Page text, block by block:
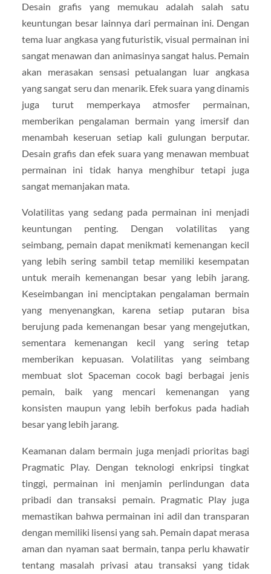
Desain grafis yang memukau adalah salah satu
keuntungan besar lainnya dari permainan ini. Dengan
tema luar angkasa yang futuristik, visual permainan ini
sangat menawan dan animasinya sangat halus. Pemain
akan merasakan sensasi petualangan luar angkasa
yang sangat seru dan menarik. Efek suara yang dinamis
juga turut memperkaya atmosfer permainan,
memberikan pengalaman bermain yang imersif dan
menambah keseruan setiap kali gulungan berputar.
Desain grafis dan efek suara yang menawan membuat
permainan ini tidak hanya menghibur tetapi juga
sangat memanjakan mata.
Volatilitas yang sedang pada permainan ini menjadi
keuntungan penting. Dengan volatilitas yang
seimbang, pemain dapat menikmati kemenangan kecil
yang lebih sering sambil tetap memiliki kesempatan
untuk meraih kemenangan besar yang lebih jarang.
Keseimbangan ini menciptakan pengalaman bermain
yang menyenangkan, karena setiap putaran bisa
berujung pada kemenangan besar yang mengejutkan,
sementara kemenangan kecil yang sering tetap
memberikan kepuasan. Volatilitas yang seimbang
membuat slot Spaceman cocok bagi berbagai jenis
pemain, baik yang mencari kemenangan yang
konsisten maupun yang lebih berfokus pada hadiah
besar yang lebih jarang.
Keamanan dalam bermain juga menjadi prioritas bagi
Pragmatic Play. Dengan teknologi enkripsi tingkat
tinggi, permainan ini menjamin perlindungan data
pribadi dan transaksi pemain. Pragmatic Play juga
memastikan bahwa permainan ini adil dan transparan
dengan memiliki lisensi yang sah. Pemain dapat merasa
aman dan nyaman saat bermain, tanpa perlu khawatir
tentang masalah privasi atau transaksi yang tidak